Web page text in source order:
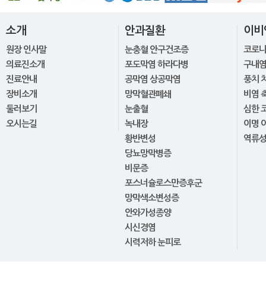
소개
원장 인사말
의료진소개
진료안내
장비소개
둘러보기
오시는길
안과질환
눈충혈 안구건조증
포도막염 하라다병
공막염 상공막염
망막혈관폐쇄
눈출혈
녹내장
황반변성
당뇨망막병증
비문증
포스너슐로스만증후군
망막색소변성증
안와가성종양
시신경염
시력저하 눈피로
이
코로
구내
풍치
비염
심한
이명
역류